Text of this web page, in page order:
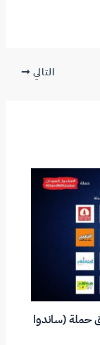
التالي
حملة (ساندوا